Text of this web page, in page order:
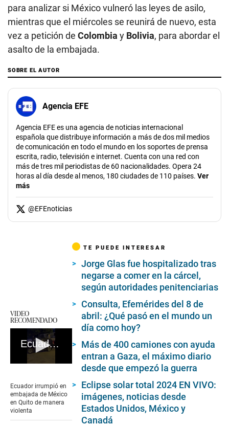
para analizar si México vulneró las leyes de asilo,
mientras que el miércoles se reunirá de nuevo, esta
vez a petición de Colombia y Bolivia, para abordar el
asalto de la embajada.
SOBRE EL AUTOR
Agencia EFE
Agencia EFE es una agencia de noticias internacional
española que distribuye información a más de dos mil medios
de comunicación en todo el mundo en los soportes de prensa
escrita, radio, televisión e internet. Cuenta con una red con
más de tres mil periodistas de 60 nacionalidades. Opera 24
horas al día desde al menos, 180 ciudades de 110 países. Ver
más
@EFEnoticias
VIDEO
RECOMENDADO
Ecuador irrumpió en embajada de México en Quito de manera violenta
of
42
seconds
Ecuador irrumpió en
embajada de México
en Quito de manera
violenta
TE PUEDE INTERESAR
Jorge Glas fue hospitalizado tras
negarse a comer en la cárcel,
según autoridades penitenciarias
Consulta, Efemérides del 8 de
abril: ¿Qué pasó en el mundo un
día como hoy?
Más de 400 camiones con ayuda
entran a Gaza, el máximo diario
desde que empezó la guerra
Eclipse solar total 2024 EN VIVO:
imágenes, noticias desde
Estados Unidos, México y
Canadá